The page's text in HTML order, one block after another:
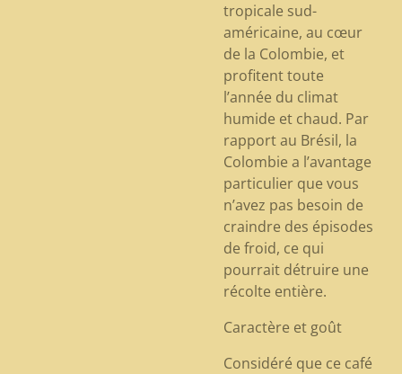
tropicale sud-
américaine, au cœur
de la Colombie, et
profitent toute
l’année du climat
humide et chaud. Par
rapport au Brésil, la
Colombie a l’avantage
particulier que vous
n’avez pas besoin de
craindre des épisodes
de froid, ce qui
pourrait détruire une
récolte entière.
Caractère et goût
Considéré que ce café